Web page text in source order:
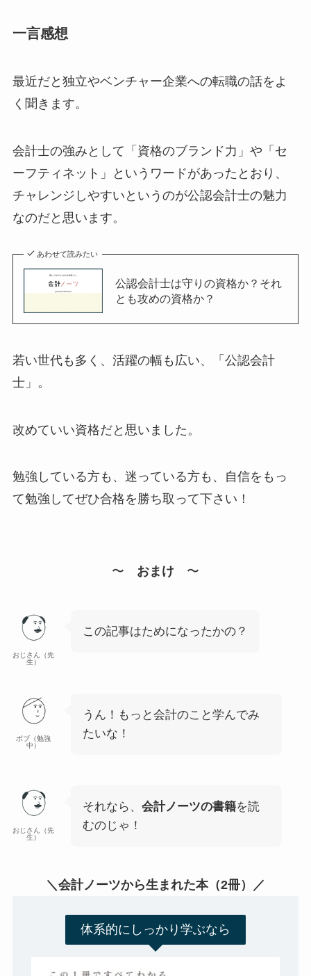
一言感想
最近だと独立やベンチャー企業への転職の話をよ
く聞きます。
会計士の強みとして「資格のブランド力」や「セ
ーフティネット」というワードがあったとおり、
チャレンジしやすいというのが公認会計士の魅力
なのだと思います。
あわせて読みたい
公認会計士は守りの資格か？それ
とも攻めの資格か？
若い世代も多く、活躍の幅も広い、「公認会計
士」。
改めていい資格だと思いました。
勉強している方も、迷っている方も、自信をもっ
て勉強してぜひ合格を勝ち取って下さい！
〜 おまけ 〜
おじさん（先
生）
この記事はためになったかの？
ボブ（勉強
中）
うん！もっと会計のこと学んでみ
たいな！
おじさん（先
生）
それなら、 会計ノーツの書籍を読
むのじゃ！
＼会計ノーツから生まれた本（2冊）／
体系的にしっかり学ぶなら